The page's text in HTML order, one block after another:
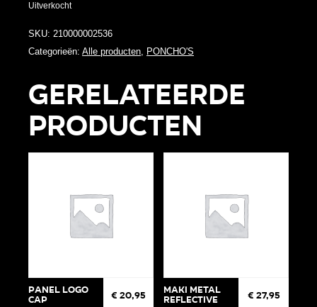
Uitverkocht
SKU: 210000002536
Categorieën: Alle producten, PONCHO'S
Gerelateerde
producten
Panel Logo
cap € 20,95 Maki Metal
Reflective € 27,95